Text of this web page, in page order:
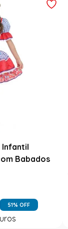
Infantil
Babados
51% OFF